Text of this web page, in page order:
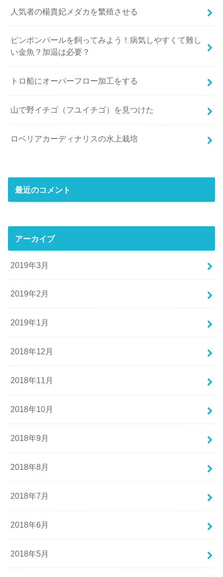
人気者の楊貴妃メダカを繁殖させる
ピンポンパールを飼ってみよう！病気しやすくて難し
い金魚？加温は必要？
トロ船にオーバーフロー加工をする
山で野イチゴ（フユイチゴ）を見つけた
ロベリアカーディナリスの水上栽培
最近のコメント
アーカイブ
2019年3月
2019年2月
2019年1月
2018年12月
2018年11月
2018年10月
2018年9月
2018年8月
2018年7月
2018年6月
2018年5月